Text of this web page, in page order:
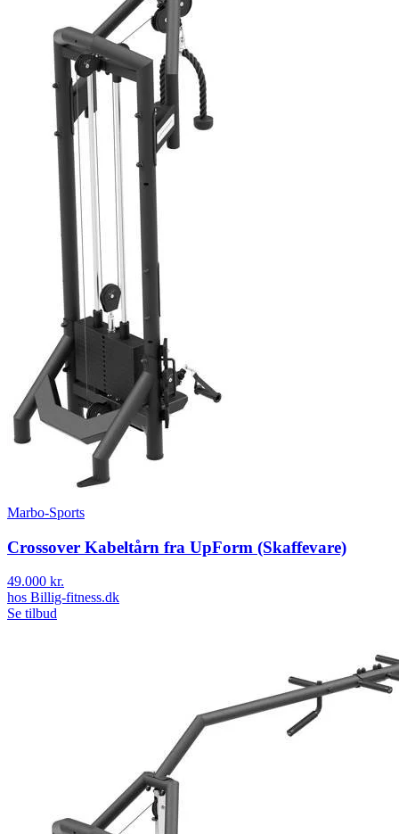
Marbo-Sports
Crossover Kabeltårn fra UpForm (Skaffevare)
49.000 kr.
hos Billig-fitness.dk
Se tilbud